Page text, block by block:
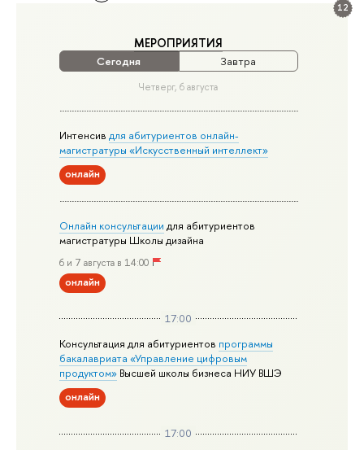
12
МЕРОПРИЯТИЯ
Сегодня Завтра
Четверг, 6 августа
Интенсивдля абитуриентов онлайн-
магистратуры «Искусственный интеллект»
онлайн
Онлайн консультации для абитуриентов
магистратуры Школы дизайна
6 и 7 августа в 14:00
онлайн
17:00
Консультация для абитуриентов программы
бакалавриата «Управление цифровым
продуктом» Высшей школы бизнеса НИУ ВШЭ
онлайн
17:00